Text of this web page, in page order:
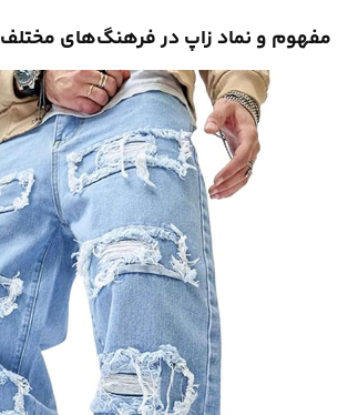
مفهوم و نماد زاپ در فرهنگ‌های مختلف